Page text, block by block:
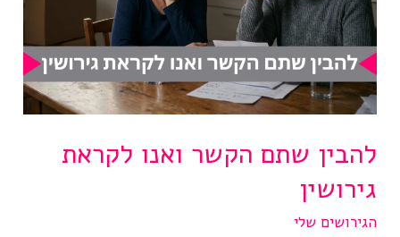
להבין שתם הקשר ואנו לקראת
גירושין
הגירושים שלי